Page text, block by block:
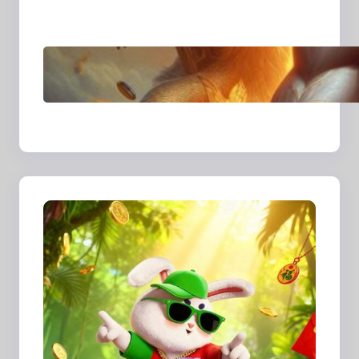
Transformasi Media
Visual di Era Digital:
Bagaimana Fotografi
Membentuk Cara Kita